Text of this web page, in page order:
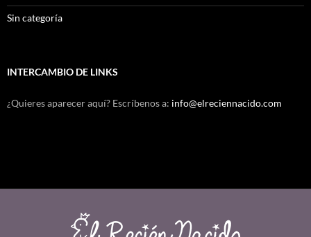
Sin categoría
INTERCAMBIO DE LINKS
¿Quieres aparecer aquí? Escríbenos a: info@elreciennacido.com